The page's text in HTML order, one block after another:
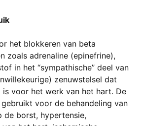
het blokkeren van beta
zoals adrenaline (epinefrine),
in het “sympathische” deel van
zenuwstelsel dat
voor het werk van het hart. De
voor de behandeling van
de borst, hypertensie,